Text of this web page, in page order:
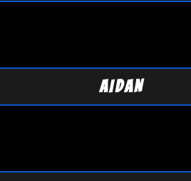
AIDAN